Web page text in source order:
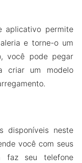
aplicativo permite
e torne-o um
você pode pegar
criar um modelo
disponíveis neste
você com seus
faz seu telefone